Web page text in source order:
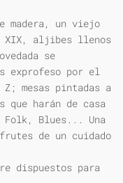
madera, un viejo
XIX, aljibes llenos
se
exprofeso por el
mesas pintadas a
que harán de casa
Blues... Una
de un cuidado
dispuestos para